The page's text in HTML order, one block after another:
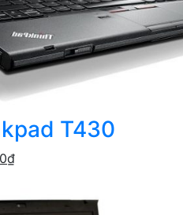
T430
₫